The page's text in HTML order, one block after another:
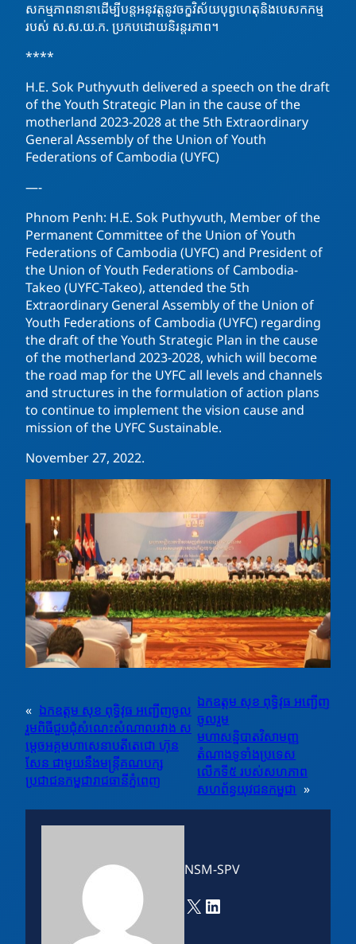
សកម្មភាពនានាដើម្បីបន្តអនុវត្តនូវចក្ខុវិស័យបុព្វហេតុនិងបេសកកម្ម
របស់ ស.ស.យ.ក. ប្រកបដោយនិរន្តរភាព។
****
H.E. Sok Puthyvuth delivered a speech on the draft
of the Youth Strategic Plan in the cause of the
motherland 2023-2028 at the 5th Extraordinary
General Assembly of the Union of Youth
Federations of Cambodia (UYFC)
—-
Phnom Penh: H.E. Sok Puthyvuth, Member of the
Permanent Committee of the Union of Youth
Federations of Cambodia (UYFC) and President of
the Union of Youth Federations of Cambodia-
Takeo (UYFC-Takeo), attended the 5th
Extraordinary General Assembly of the Union of
Youth Federations of Cambodia (UYFC) regarding
the draft of the Youth Strategic Plan in the cause
of the motherland 2023-2028, which will become
the road map for the UYFC all levels and channels
and structures in the formulation of action plans
to continue to implement the vision cause and
mission of the UYFC Sustainable.
November 27, 2022.
« ឯកឧត្តម សុខ ពុទ្ធិវុធ អញ្ជើញចូល
រួមពិធីជួបជុំសំណេះសំណាលរវាង ស
ម្តេចអគ្គមហាសេនាបតីតេជោ ហ៊ុន
សែន ជាមួយនឹងមន្ត្រីគណបក្ស
ប្រជាជនកម្ពុជារាជធានីភ្នំពេញ
ឯកឧត្តម សុខ ពុទ្ធិវុធ អញ្ជើញ
ចូលរួម
មហាសន្និបាតវិសាមញ្ញ
តំណាងទូទាំងប្រទេស
លេីកទី៥ របស់សហភាព
សហព័ន្ធយុវជនកម្ពុជា »
NSM-SPV
X LinkedIn